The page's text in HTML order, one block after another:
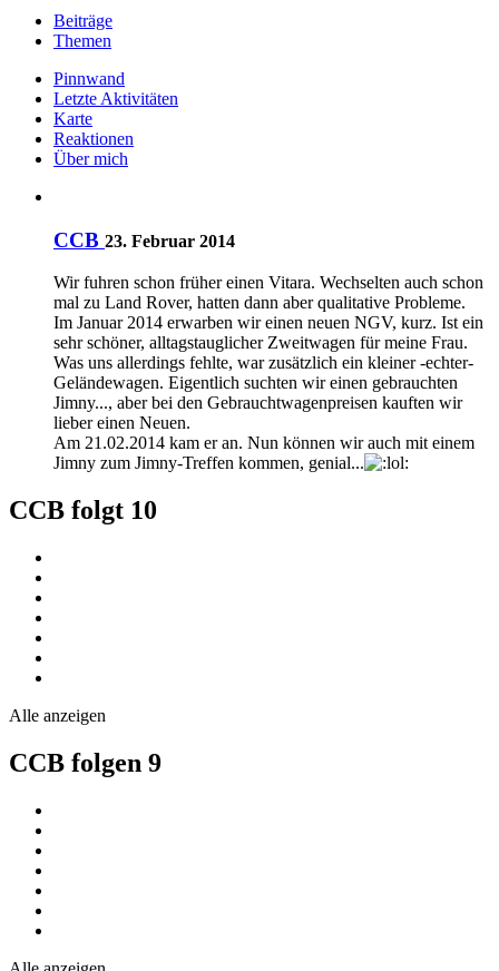
Beiträge
Themen
Pinnwand
Letzte Aktivitäten
Karte
Reaktionen
Über mich
CCB 23. Februar 2014
Wir fuhren schon früher einen Vitara. Wechselten auch schon
mal zu Land Rover, hatten dann aber qualitative Probleme.
Im Januar 2014 erwarben wir einen neuen NGV, kurz. Ist ein
sehr schöner, alltagstauglicher Zweitwagen für meine Frau.
Was uns allerdings fehlte, war zusätzlich ein kleiner -echter-
Geländewagen. Eigentlich suchten wir einen gebrauchten
Jimny..., aber bei den Gebrauchtwagenpreisen kauften wir
lieber einen Neuen.
Am 21.02.2014 kam er an. Nun können wir auch mit einem
Jimny zum Jimny-Treffen kommen, genial...
CCB folgt 10
Alle anzeigen
CCB folgen 9